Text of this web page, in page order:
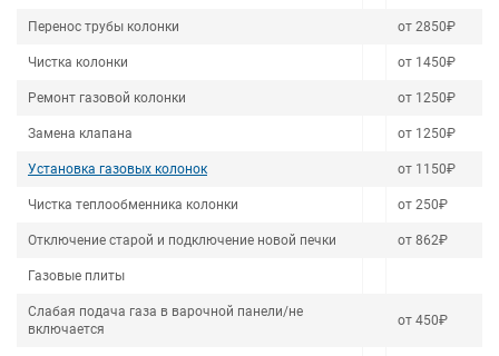
Перенос трубы колонки от 2850₽
Чистка колонки от 1450₽
Ремонт газовой колонки от 1250₽
Замена клапана от 1250₽
Установка газовых колонок от 1150₽
Чистка теплообменника колонки от 250₽
Отключение старой и подключение новой печки от 862₽
Газовые плиты
Слабая подача газа в варочной панели/не
включается
от 450₽